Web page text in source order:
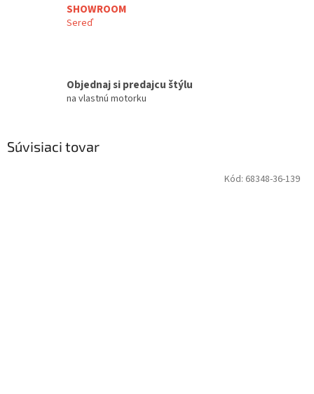
SHOWROOM
Sereď
Objednaj si predajcu štýlu
na vlastnú motorku
Súvisiaci tovar
Kód: 68348-36-139